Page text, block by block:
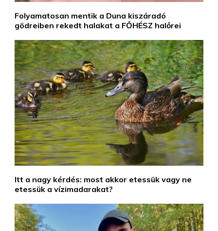
Folyamatosan mentik a Duna kiszáradó
gödreiben rekedt halakat a FŐHÉSZ halőrei
Itt a nagy kérdés: most akkor etessük vagy ne
etessük a vízimadarakat?